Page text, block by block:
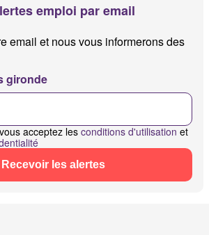
emploi par email
email et nous vous informerons des
gironde
acceptez les conditions d'utilisation et
Recevoir les alertes